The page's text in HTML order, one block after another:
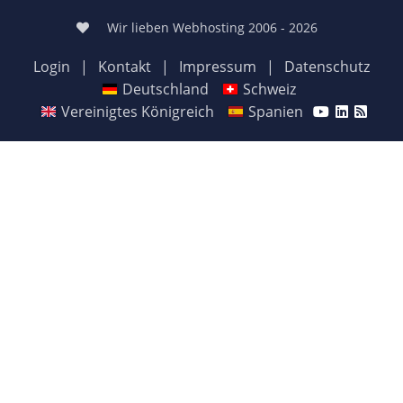
Wir lieben Webhosting 2006 - 2026
Login | Kontakt | Impressum |
Datenschutz
Deutschland
Schweiz
Vereinigtes Königreich
Spanien